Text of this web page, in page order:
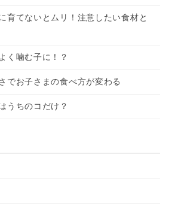
育てないとムリ！注意したい食材と
く噛む子に！？
でお子さまの食べ方が変わる
うちのコだけ？